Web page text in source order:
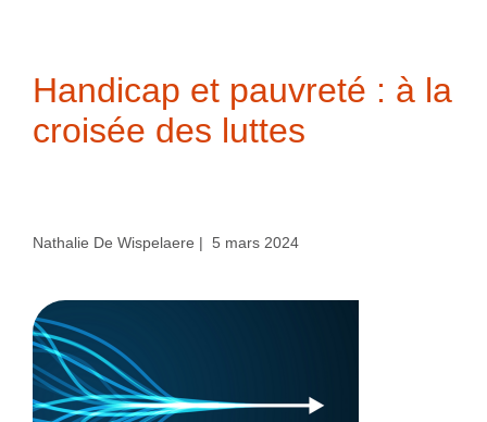
Handicap et pauvreté : à la
croisée des luttes
Nathalie De Wispelaere | 5 mars 2024